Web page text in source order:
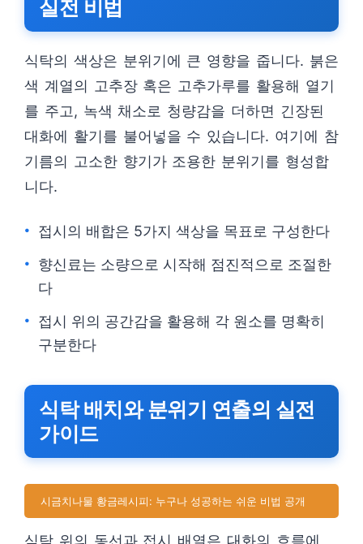
실전 비법
식탁의 색상은 분위기에 큰 영향을 줍니다. 붉은
색 계열의 고추장 혹은 고추가루를 활용해 열기
를 주고, 녹색 채소로 청량감을 더하면 긴장된
대화에 활기를 불어넣을 수 있습니다. 여기에 참
기름의 고소한 향기가 조용한 분위기를 형성합
니다.
접시의 배합은 5가지 색상을 목표로 구성한다
향신료는 소량으로 시작해 점진적으로 조절한
다
접시 위의 공간감을 활용해 각 원소를 명확히
구분한다
식탁 배치와 분위기 연출의 실전
가이드
시금치나물 황금레시피: 누구나 성공하는 쉬운 비법 공개
식탁 위의 동선과 접시 배열은 대화의 흐름에